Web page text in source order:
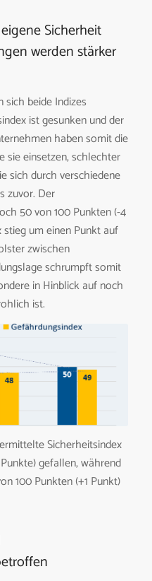
Sicherheit
werden stärker
beide Indizes
ist gesunken und der
haben somit die
sie einsetzen, schlechter
sich durch verschiedene
zuvor. Der
50 von 100 Punkten (-4
um einen Punkt auf
zwischen
schrumpft somit
in Hinblick auf noch
ist.
Sicherheitsindex
gefallen, während
100 Punkten (+1 Punkt)